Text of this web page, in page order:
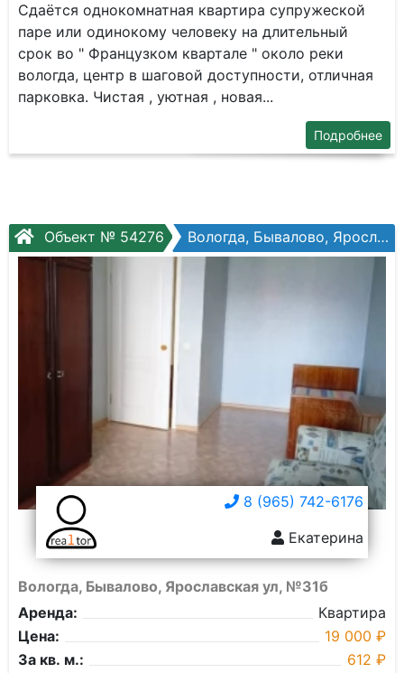
Сдаётся однокомнатная квартира супружеской
паре или одинокому человеку на длительный
срок во " Французком квартале " около реки
вологда, центр в шаговой доступности, отличная
парковка. Чистая , уютная , новая...
Подробнее
Объект № 54276 Вологда, Бывалово, Ярославская ул, №31б
8 (965) 742-6176
Екатерина
Вологда, Бывалово, Ярославская ул, №31б
Аренда:
Квартира
Цена:
19 000 ₽
За кв. м.:
612 ₽